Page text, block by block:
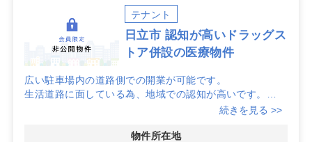
テナント
日立市 認知が高いドラッグス
トア併設の医療物件
広い駐車場内の道路側での開業が可能です。
生活道路に面している為、地域での認知が高いです。
続きを見る >>
物件所在地